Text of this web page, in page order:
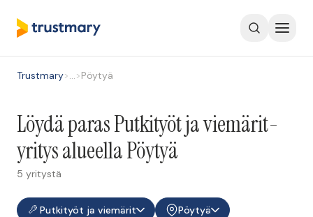
Trustmary>…>Pöytyä
Löydä paras Putkityöt ja viemärit-
yritys alueella Pöytyä
5 yritystä
Putkityöt ja viemärit
Pöytyä